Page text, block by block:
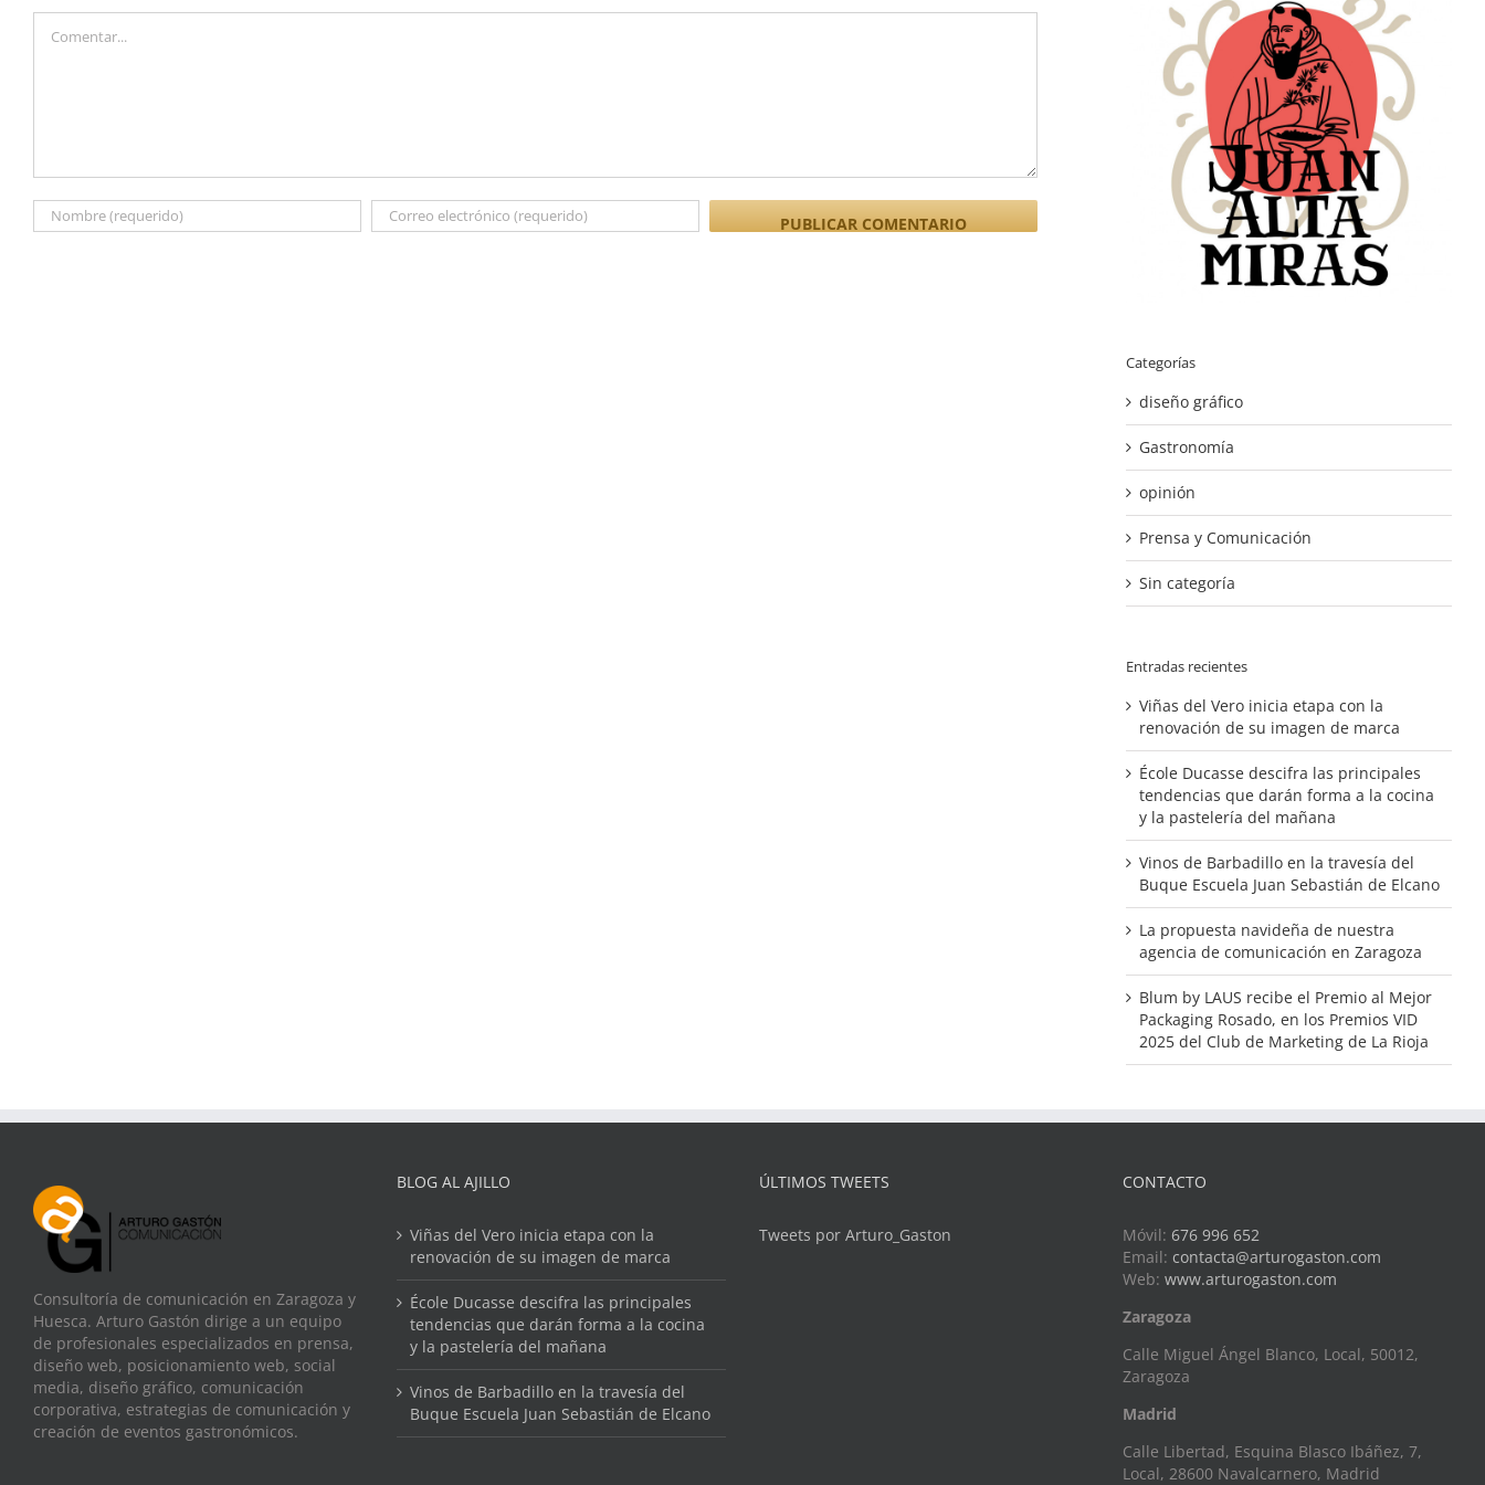
Categorías
diseño gráfico
Gastronomía
opinión
Prensa y Comunicación
Sin categoría
Entradas recientes
Viñas del Vero inicia etapa con la
renovación de su imagen de marca
École Ducasse descifra las principales
tendencias que darán forma a la cocina
y la pastelería del mañana
Vinos de Barbadillo en la travesía del
Buque Escuela Juan Sebastián de Elcano
La propuesta navideña de nuestra
agencia de comunicación en Zaragoza
Blum by LAUS recibe el Premio al Mejor
Packaging Rosado, en los Premios VID
2025 del Club de Marketing de La Rioja
Consultoría de comunicación en Zaragoza y
Huesca. Arturo Gastón dirige a un equipo
de profesionales especializados en prensa,
diseño web, posicionamiento web, social
media, diseño gráfico, comunicación
corporativa, estrategias de comunicación y
creación de eventos gastronómicos.
BLOG AL AJILLO
Viñas del Vero inicia etapa con la
renovación de su imagen de marca
École Ducasse descifra las principales
tendencias que darán forma a la cocina
y la pastelería del mañana
Vinos de Barbadillo en la travesía del
Buque Escuela Juan Sebastián de Elcano
ÚLTIMOS TWEETS
Tweets por Arturo_Gaston
CONTACTO
Móvil: 676 996 652
Email: contacta@arturogaston.com
Web: www.arturogaston.com
Zaragoza
Calle Miguel Ángel Blanco, Local, 50012,
Zaragoza
Madrid
Calle Libertad, Esquina Blasco Ibáñez, 7,
Local, 28600 Navalcarnero, Madrid